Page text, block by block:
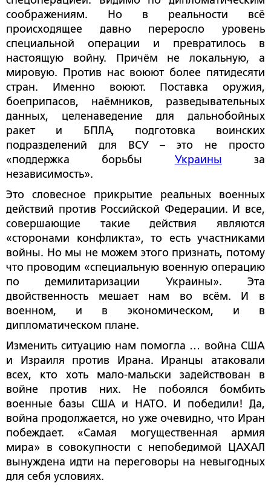
соображениям. Но в реальности всё
происходящее давно переросло уровень
специальной операции и превратилось в
настоящую войну. Причём не локальную, а
мировую. Против нас воюют более пятидесяти
стран. Именно воюют. Поставка оружия,
боеприпасов, наёмников, разведывательных
данных, целенаведение для дальнобойных
ракет и БПЛА, подготовка воинских
подразделений для ВСУ – это не просто
«поддержка борьбы Украины за
независимость».
Это словесное прикрытие реальных военных
действий против Российской Федерации. И все,
совершающие такие действия являются
«сторонами конфликта», то есть участниками
войны. Но мы не можем этого признать, потому
что проводим «специальную военную операцию
по демилитаризации Украины». Эта
двойственность мешает нам во всём. И в
военном, и в экономическом, и в
дипломатическом плане.
Изменить ситуацию нам помогла … война США
и Израиля против Ирана. Иранцы атаковали
всех, кто хоть мало-мальски задействован в
войне против них. Не побоялся бомбить
военные базы США и НАТО. И победили! Да,
война продолжается, но уже очевидно, что Иран
побеждает. «Самая могущественная армия
мира» в совокупности с непобедимой ЦАХАЛ
вынуждена идти на переговоры на невыгодных
для себя условиях.